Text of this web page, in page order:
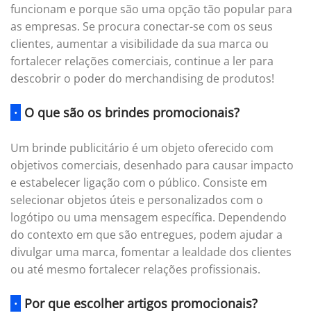
funcionam e porque são uma opção tão popular para
as empresas. Se procura conectar-se com os seus
clientes, aumentar a visibilidade da sua marca ou
fortalecer relações comerciais, continue a ler para
descobrir o poder do merchandising de produtos!
· O que são os brindes promocionais?
Um brinde publicitário é um objeto oferecido com
objetivos comerciais, desenhado para causar impacto
e estabelecer ligação com o público. Consiste em
selecionar objetos úteis e personalizados com o
logótipo ou uma mensagem específica. Dependendo
do contexto em que são entregues, podem ajudar a
divulgar uma marca, fomentar a lealdade dos clientes
ou até mesmo fortalecer relações profissionais.
· Por que escolher artigos promocionais?